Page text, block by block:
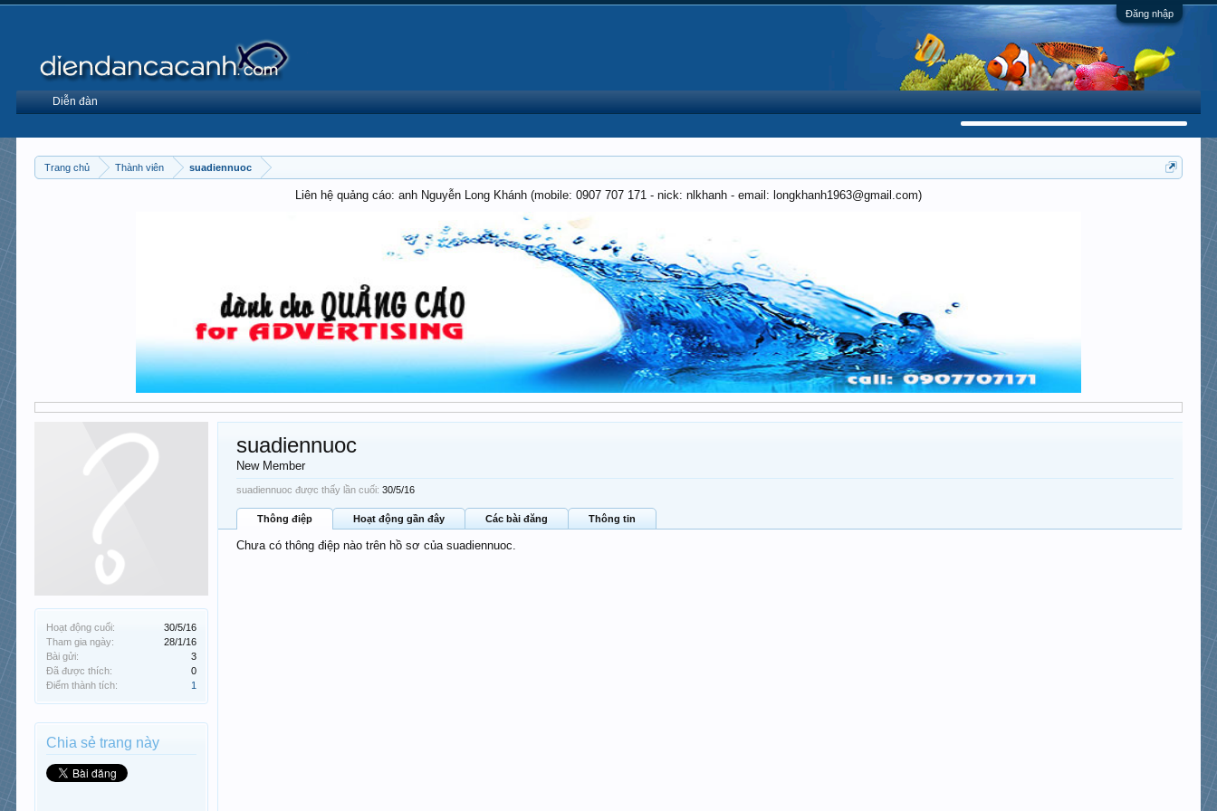
Đăng nhập
Trang chủ Thành viên suadiennuoc
Liên hệ quảng cáo: anh Nguyễn Long Khánh (mobile: 0907 707 171 - nick: nlkhanh - email: longkhanh1963@gmail.com)
Hoạt động cuối:
30/5/16
Tham gia ngày:
28/1/16
Bài gửi:
3
Đã được thích:
0
Điểm thành tích:
1
Chia sẻ trang này
suadiennuoc
New Member
suadiennuoc được thấy lần cuối: 30/5/16
Thông điệp Hoạt động gần đây Các bài đăng Thông tin
Chưa có thông điệp nào trên hồ sơ của suadiennuoc.
Diễn đàn